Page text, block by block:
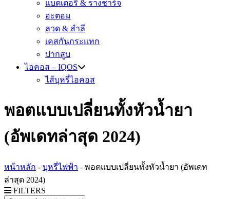
แบตเตอรี่ & รางชาร์จ
อะตอม
ลวด ​& สำลี
เคสกันกระแทก
ปากสูบ
ไอคอส – IQOS
ไส้บุหรี่ไอคอส
พอตแบบเปลี่ยนทั้งหัวน้ำยา
(อัพเดทล่าสุด 2024)
หน้าหลัก - บุหรี่ไฟฟ้า - พอตแบบเปลี่ยนทั้งหัวน้ำยา (อัพเดท
ล่าสุด 2024)
FILTERS